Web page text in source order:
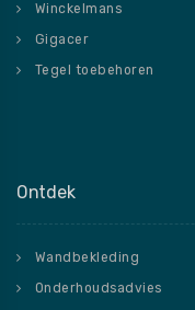
Winckelmans
Gigacer
Tegel toebehoren
Ontdek
Wandbekleding
Onderhoudsadvies